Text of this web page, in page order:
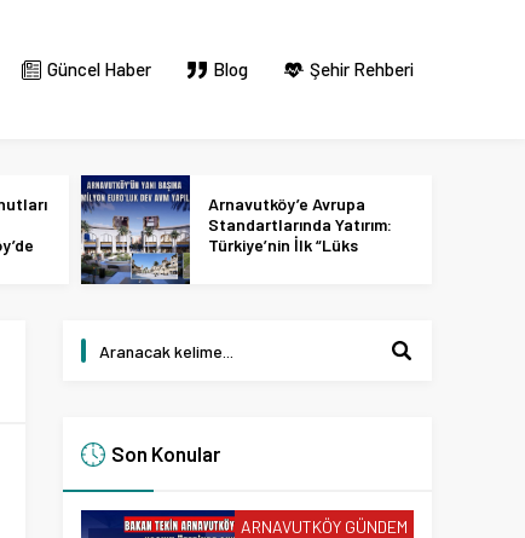
Güncel Haber Blog Şehir Rehberi
Arnavutköy’e Avrupa
Standartlarında Yatırım:
Türkiye’nin İlk “Lüks
Son Konular
ARNAVUTKÖY GÜNDEM